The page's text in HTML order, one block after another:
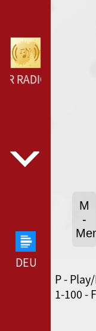
RADIO ---
80ER 90ER
M
-
P -
1-100 -